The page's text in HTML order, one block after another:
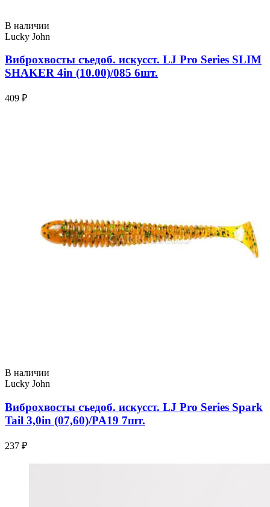
В наличии
Lucky John
Виброхвосты съедоб. искусст. LJ Pro Series SLIM
SHAKER 4in (10.00)/085 6шт.
409 ₽
В наличии
Lucky John
Виброхвосты съедоб. искусст. LJ Pro Series Spark
Tail 3,0in (07,60)/PA19 7шт.
237 ₽